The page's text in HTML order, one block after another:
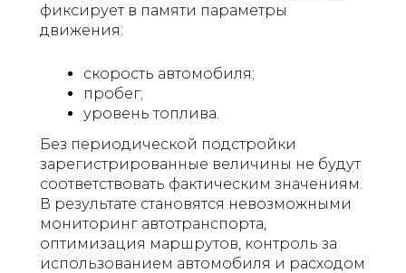
фиксирует в памяти параметры
движения:
скорость автомобиля;
пробег;
уровень топлива.
Без периодической подстройки
зарегистрированные величины не будут
соответствовать фактическим значениям.
В результате становятся невозможными
мониторинг автотранспорта,
оптимизация маршрутов, контроль за
использованием автомобиля и расходом